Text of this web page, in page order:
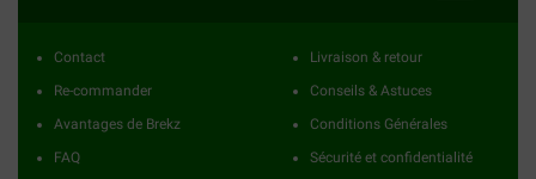
Contact
Re-commander
Avantages de Brekz
FAQ
Livraison & retour
Conseils & Astuces
Conditions Générales
Sécurité et confidentialité